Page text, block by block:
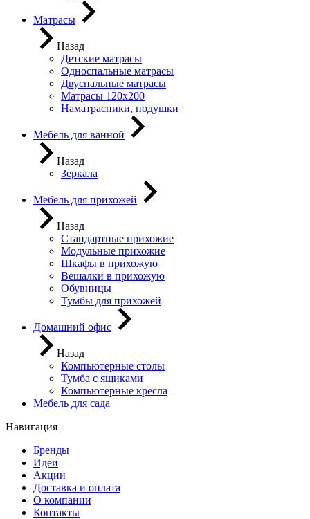
Матрасы
Назад
Детские матрасы
Односпальные матрасы
Двуспальные матрасы
Матрасы 120х200
Наматрасники, подушки
Мебель для ванной
Назад
Зеркала
Мебель для прихожей
Назад
Стандартные прихожие
Модульные прихожие
Шкафы в прихожую
Вешалки в прихожую
Обувницы
Тумбы для прихожей
Домашний офис
Назад
Компьютерные столы
Тумба с ящиками
Компьютерные кресла
Мебель для сада
Навигация
Бренды
Идеи
Акции
Доставка и оплата
О компании
Контакты